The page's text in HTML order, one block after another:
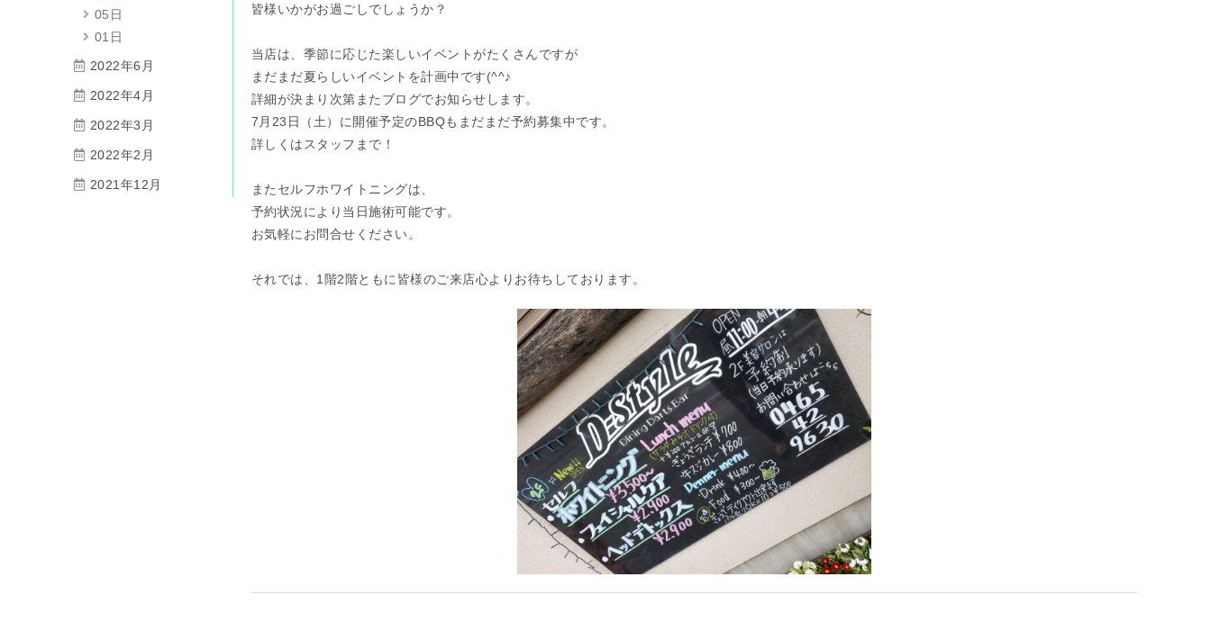
05日
01日
2022年6月
2022年4月
2022年3月
2022年2月
2021年12月
皆様いかがお過ごしでしょうか？
当店は、季節に応じた楽しいイベントがたくさんですが
まだまだ夏らしいイベントを計画中です(^^♪
詳細が決まり次第またブログでお知らせします。
7月23日（土）に開催予定のBBQもまだまだ予約募集中です。
詳しくはスタッフまで！
またセルフホワイトニングは、
予約状況により当日施術可能です。
お気軽にお問合せください。
それでは、1階2階ともに皆様のご来店心よりお待ちしております。